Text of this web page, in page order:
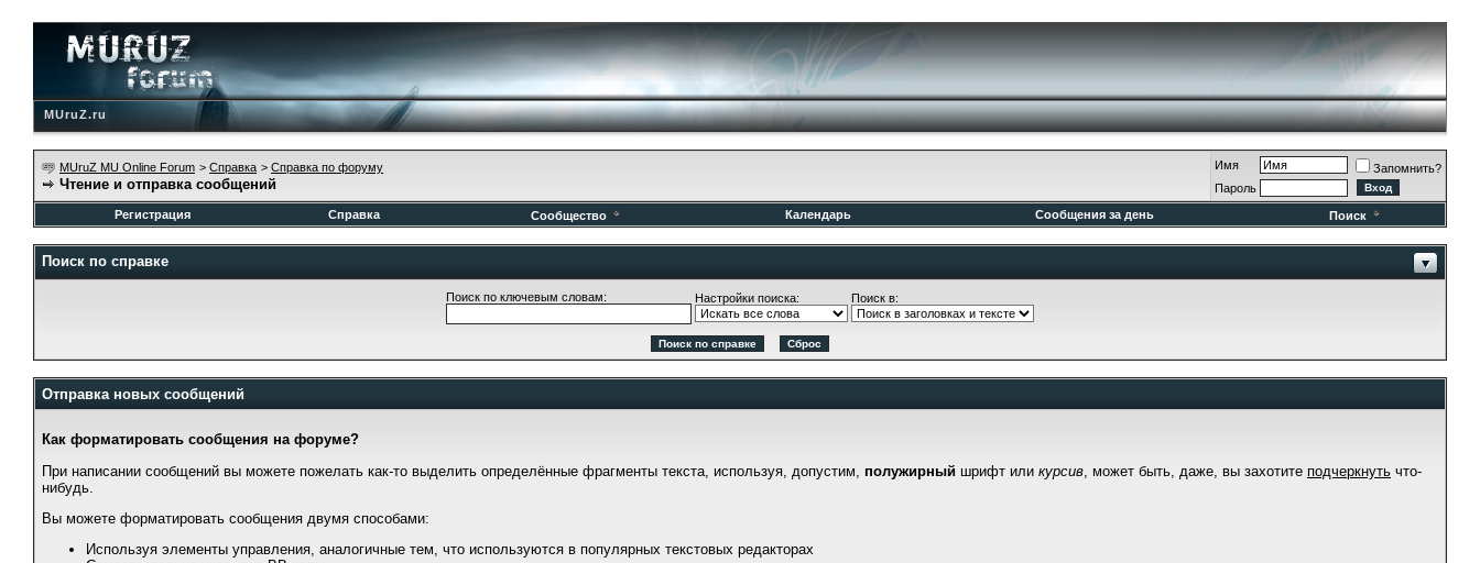
MUruZ.ru
MUruZ MU Online Forum > Справка > Справка по форуму
Чтение и отправка сообщений
Имя
Запомнить?
Пароль
Регистрация
Справка Сообщество Календарь Сообщения за день Поиск
Поиск по справке
Поиск по ключевым словам: Настройки поиска: Поиск в:
Отправка новых сообщений
Как форматировать сообщения на форуме?
При написании сообщений вы можете пожелать как-то выделить определённые фрагменты текста, используя, допустим, полужирный шрифт или курсив , может быть, даже, вы захотите подчеркнуть что-
нибудь.
Вы можете форматировать сообщения двумя способами:
Используя элементы управления, аналогичные тем, что используются в популярных текстовых редакторах